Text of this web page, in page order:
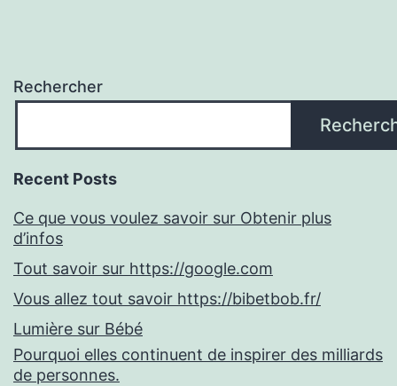
Rechercher
Recent Posts
Ce que vous voulez savoir sur Obtenir plus
d’infos
Tout savoir sur https://google.com
Vous allez tout savoir https://bibetbob.fr/
Lumière sur Bébé
Pourquoi elles continuent de inspirer des milliards
de personnes.